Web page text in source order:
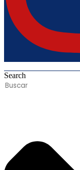
Search